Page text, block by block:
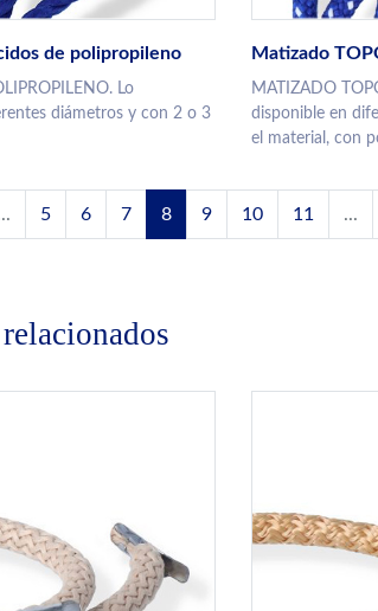
de polipropileno
Lo
diámetros y con 2 o 3
Matizado
MATIZADO
disponible en
el material, con
5 6 7 8 9 10 11 ...